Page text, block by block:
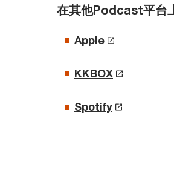
在其他Podcast平台
Apple
KKBOX
Spotify